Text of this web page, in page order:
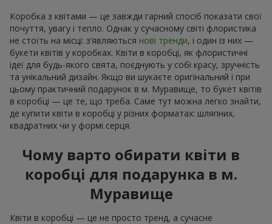
Коробка з квітами — це завжди гарний спосіб показати свої
почуття, увагу і тепло. Однак у сучасному світі флористика
не стоїть на місці: з’являються нові тренди, і один із них —
букети квітів у коробках. Квіти в коробці, як флористичні
ідеї для будь-якого свята, поєднують у собі красу, зручність
та унікальний дизайн. Якщо ви шукаєте оригінальний і при
цьому практичний подарунок в м. Муравище, то букет квітів
в коробці — це те, що треба. Саме тут можна легко знайти,
де купити квіти в коробці у різних форматах: шляпних,
квадратних чи у формі серця.
Чому варто обирати квіти в
коробці для подарунка в м.
Муравище
Квіти в коробці — це не просто тренд, а сучасне